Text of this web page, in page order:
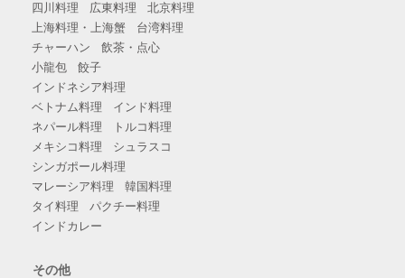
四川料理 広東料理
北京料理
上海料理・上海蟹
台湾料理
チャーハン
飲茶・点心
小龍包
餃子
インドネシア料理
ベトナム料理
インド料理
ネパール料理
トルコ料理
メキシコ料理
シュラスコ
シンガポール料理
マレーシア料理
韓国料理
タイ料理
パクチー料理
インドカレー
その他